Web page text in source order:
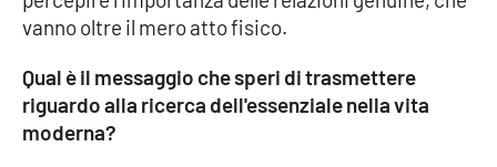
vanno oltre il mero atto fisico.
Qual è il messaggio che speri di trasmettere
riguardo alla ricerca dell'essenziale nella vita
moderna?